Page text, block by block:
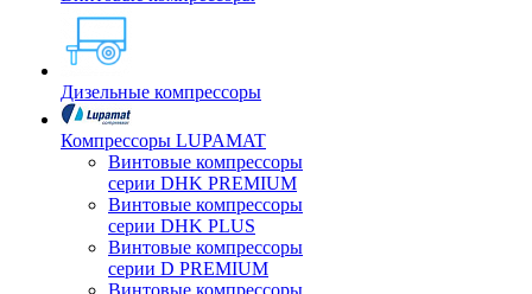
Дизельные компрессоры
Компрессоры LUPAMAT
Винтовые компрессоры
серии DHK PREMIUM
Винтовые компрессоры
серии DHK PLUS
Винтовые компрессоры
серии D PREMIUM
Винтовые компрессоры